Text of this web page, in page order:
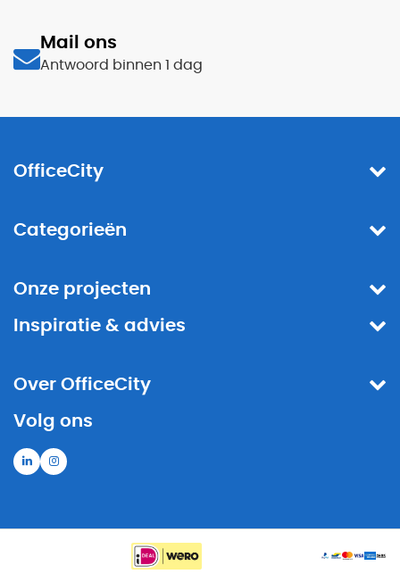
Mail ons
Antwoord binnen 1 dag
OfficeCity
Categorieën
Onze projecten
Inspiratie & advies
Over OfficeCity
Volg ons